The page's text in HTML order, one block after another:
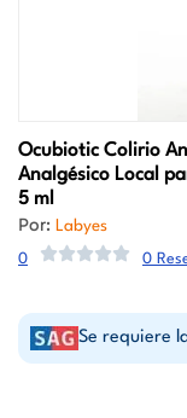
Ocubiotic Colirio
Analgésico Local
5 ml
Por: Labyes
0 0
Se requiere